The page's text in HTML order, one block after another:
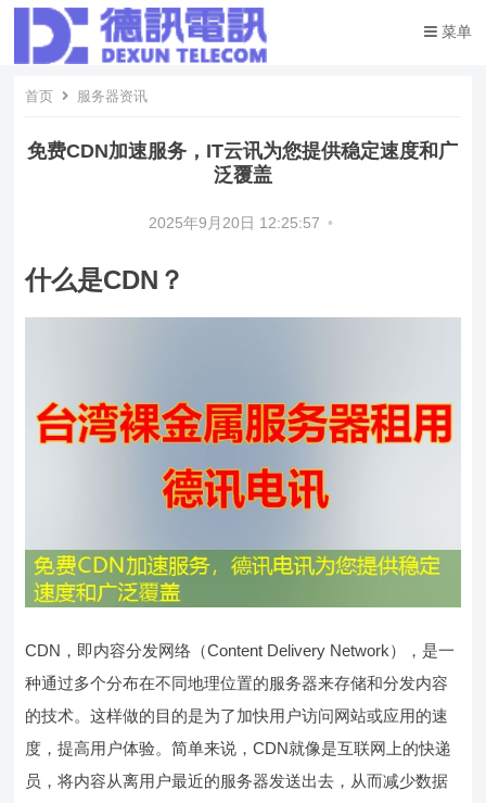
菜单
首页 服务器资讯
免费CDN加速服务，IT云讯为您提供稳定速度和广
泛覆盖
2025年9月20日 12:25:57 •
什么是CDN？
CDN，即内容分发网络（Content Delivery Network），是一
种通过多个分布在不同地理位置的服务器来存储和分发内容
的技术。这样做的目的是为了加快用户访问网站或应用的速
度，提高用户体验。简单来说，CDN就像是互联网上的快递
员，将内容从离用户最近的服务器发送出去，从而减少数据